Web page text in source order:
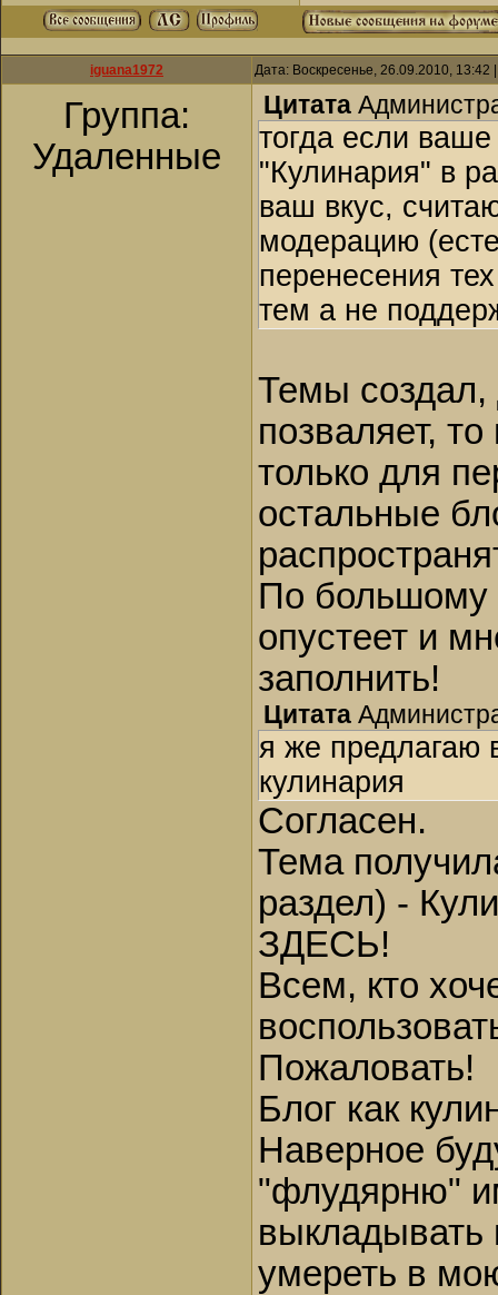
iguana1972 Дата: Воскресенье, 26.09.2010,
Группа:
Удаленные
Цитата
тогда если
"Кулинария" в
ваш вкус,
модерацию
перенесения
тем а не
Темы
позваляет,
только для
остальные
По большому
опустеет и
заполнить!
Цитата
я же предлагаю
кулинария
Согласен.
Тема
раздел) -
ЗДЕСЬ!
Всем, кто
Пожаловать!
Блог как
Наверное
"флудярню"
умереть в